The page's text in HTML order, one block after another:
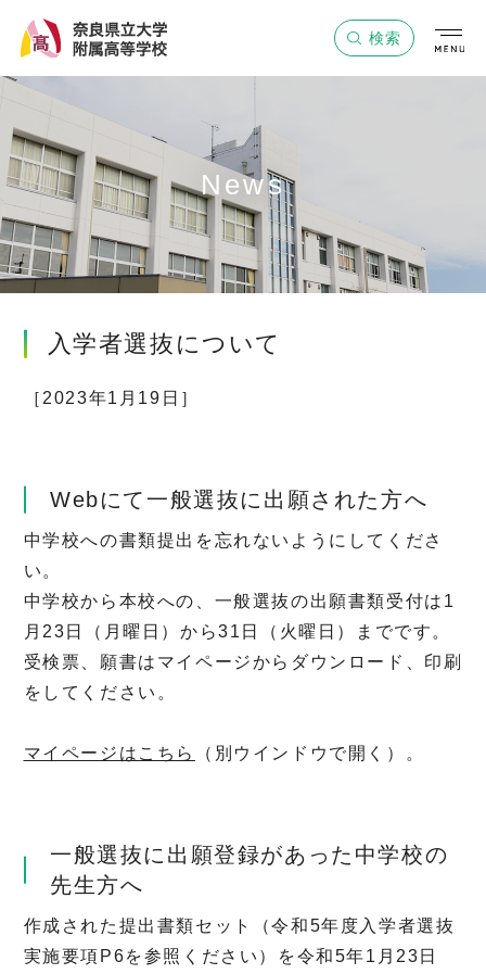
ー
バ
ル
ナ
ゲ
ー
へ
カ
ル
ナ
ビ
ー
シ
タ
ー
へ
検索
News
入学者選抜について
［2023年1月19日］
Webにて一般選抜に出願された方へ
中学校への書類提出を忘れないようにしてくださ
い。
中学校から本校への、一般選抜の出願書類受付は1
月23日（月曜日）から31日（火曜日）までです。
受検票、願書はマイページからダウンロード、印刷
をしてください。
マイページはこちら （別ウインドウで開く）。
一般選抜に出願登録があった中学校の
先生方へ
作成された提出書類セット（令和5年度入学者選抜
実施要項P6を参照ください）を令和5年1月23日